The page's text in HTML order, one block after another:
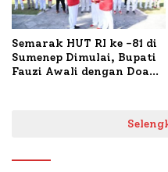
Semarak HUT RI ke -81 di
Sumenep Dimulai, Bupati
Fauzi Awali dengan Doa